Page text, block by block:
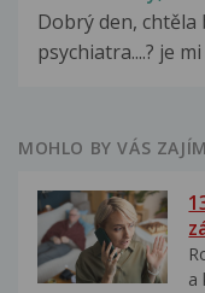
Dobrý den, chtěla
psychiatra....? je mi
MOHLO BY VÁS
a